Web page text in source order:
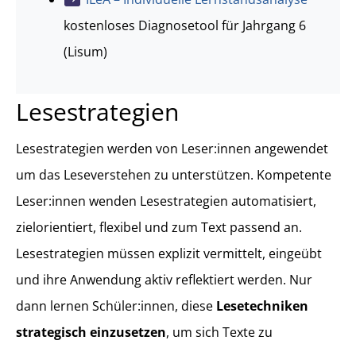
kostenloses Diagnosetool für Jahrgang 6
(Lisum)
Lesestrategien
Lesestrategien werden von Leser:innen angewendet
um das Leseverstehen zu unterstützen. Kompetente
Leser:innen wenden Lesestrategien automatisiert,
zielorientiert, flexibel und zum Text passend an.
Lesestrategien müssen explizit vermittelt, eingeübt
und ihre Anwendung aktiv reflektiert werden. Nur
dann lernen Schüler:innen, diese Lesetechniken
strategisch einzusetzen, um sich Texte zu